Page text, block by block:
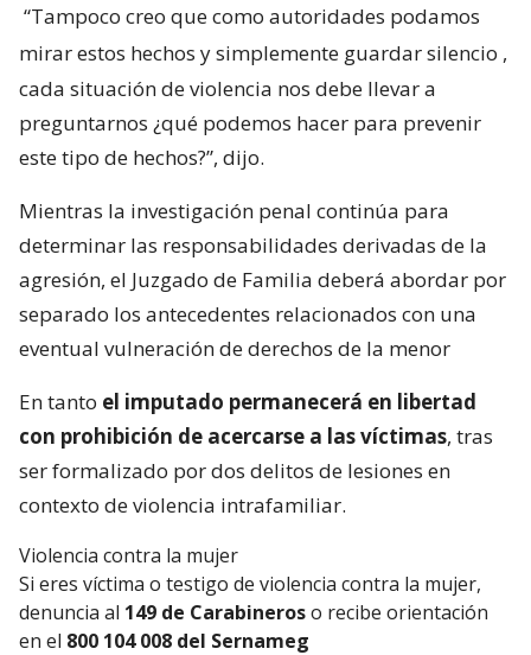
“Tampoco creo que como autoridades podamos
mirar estos hechos y simplemente guardar silencio ,
cada situación de violencia nos debe llevar a
preguntarnos ¿qué podemos hacer para prevenir
este tipo de hechos?”, dijo.
Mientras la investigación penal continúa para
determinar las responsabilidades derivadas de la
agresión, el Juzgado de Familia deberá abordar por
separado los antecedentes relacionados con una
eventual vulneración de derechos de la menor
En tanto el imputado permanecerá en libertad
con prohibición de acercarse a las víctimas, tras
ser formalizado por dos delitos de lesiones en
contexto de violencia intrafamiliar.
Violencia contra la mujer
Si eres víctima o testigo de violencia contra la mujer,
denuncia al 149 de Carabineroso recibe orientación
en el 800 104 008 del Sernameg